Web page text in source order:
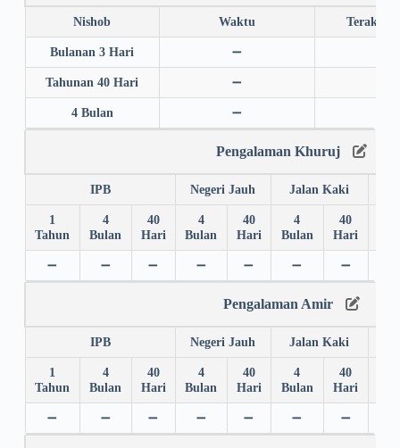
Nishob Waktu Terakhir
Bulanan 3 Hari ➖
Tahunan 40 Hari ➖
4 Bulan ➖
Pengalaman Khuruj
IPB Negeri Jauh Jalan Kaki
1
Tahun
4
Bulan
40
Hari
4
Bulan
40
Hari
4
Bulan
40
Hari
➖ ➖ ➖ ➖ ➖ ➖ ➖
Pengalaman Amir
IPB Negeri Jauh Jalan Kaki
1
Tahun
4
Bulan
40
Hari
4
Bulan
40
Hari
4
Bulan
40
Hari
➖ ➖ ➖ ➖ ➖ ➖ ➖